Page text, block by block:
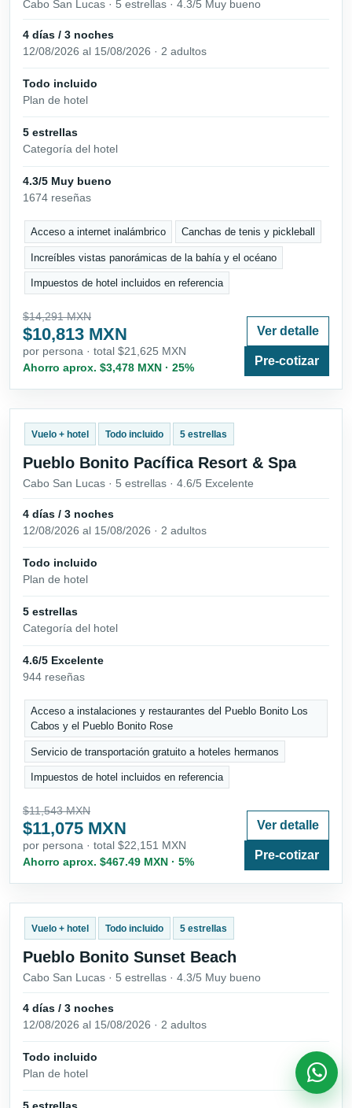
Cabo San Lucas · 5 estrellas · 4.3/5 Muy bueno
4 días / 3 noches
12/08/2026 al 15/08/2026 · 2 adultos
Todo incluido
Plan de hotel
5 estrellas
Categoría del hotel
4.3/5 Muy bueno
1674 reseñas
Acceso a internet inalámbrico Canchas de tenis y pickleball
Increíbles vistas panorámicas de la bahía y el océano
Impuestos de hotel incluidos en referencia
$14,291 MXN
$10,813 MXN
por persona · total $21,625 MXN
Ahorro aprox. $3,478 MXN · 25%
Ver detalle
Pre-cotizar
Vuelo + hotel Todo incluido 5 estrellas
Pueblo Bonito Pacífica Resort & Spa
Cabo San Lucas · 5 estrellas · 4.6/5 Excelente
4 días / 3 noches
12/08/2026 al 15/08/2026 · 2 adultos
Todo incluido
Plan de hotel
5 estrellas
Categoría del hotel
4.6/5 Excelente
944 reseñas
Acceso a instalaciones y restaurantes del Pueblo Bonito Los
Cabos y el Pueblo Bonito Rose
Servicio de transportación gratuito a hoteles hermanos
Impuestos de hotel incluidos en referencia
$11,543 MXN
$11,075 MXN
por persona · total $22,151 MXN
Ahorro aprox. $467.49 MXN · 5%
Ver detalle
Pre-cotizar
Vuelo + hotel Todo incluido 5 estrellas
Pueblo Bonito Sunset Beach
Cabo San Lucas · 5 estrellas · 4.3/5 Muy bueno
4 días / 3 noches
12/08/2026 al 15/08/2026 · 2 adultos
Todo incluido
Plan de hotel